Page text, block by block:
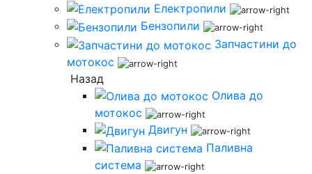
Електропили
Бензопили
Запчастини до
мотокос
Назад
Олива до
мотокос
Двигун
Паливна
система